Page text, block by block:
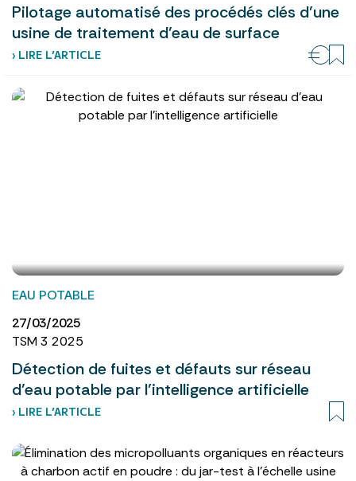
Pilotage automatisé des procédés clés d’une
usine de traitement d’eau de surface
› LIRE L’ARTICLE
EAU POTABLE
27/03/2025
TSM 3 2025
Détection de fuites et défauts sur réseau
d’eau potable par l’intelligence artificielle
› LIRE L’ARTICLE